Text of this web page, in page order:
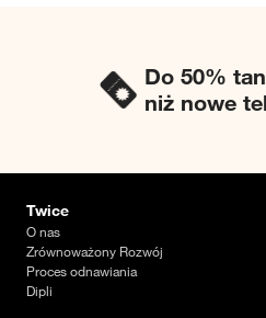
Do 50%
niż nowe
Twice
O nas
Zrównoważony Rozwój
Proces odnawiania
Dipli